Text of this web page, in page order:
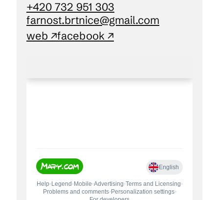
© 2026 Brána Jihlavy
+420 732 951 303
farnost.brtnice@gmail.com
web ↗facebook ↗